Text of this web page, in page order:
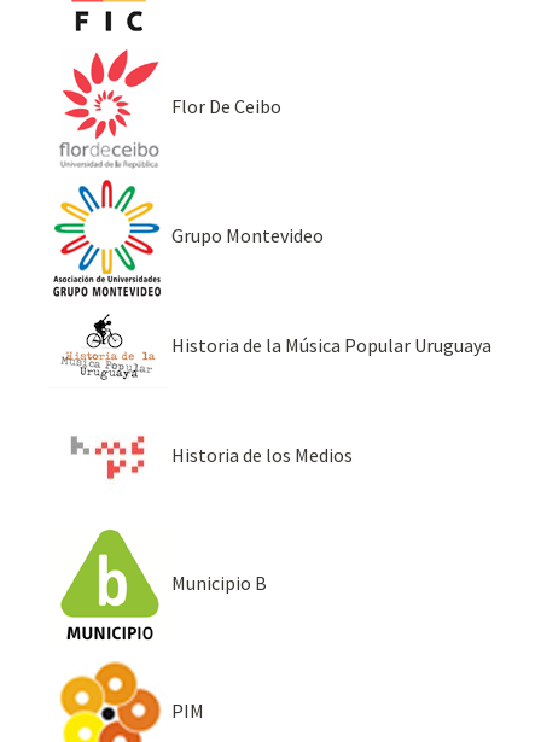
Flor De Ceibo
Grupo Montevideo
Historia de la Música Popular Uruguaya
Historia de los Medios
Municipio B
PIM